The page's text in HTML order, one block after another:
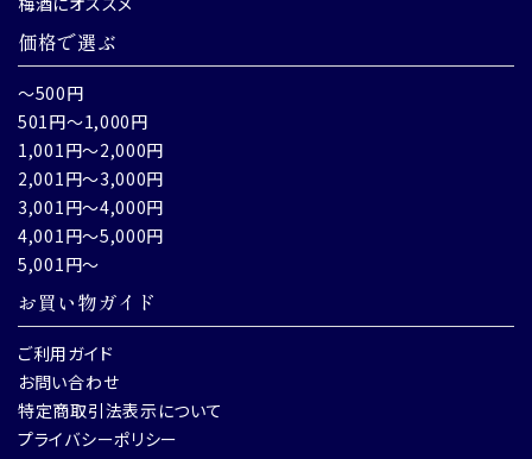
価格で選ぶ
～500円
501円～1,000円
1,001円～2,000円
2,001円～3,000円
3,001円～4,000円
4,001円～5,000円
5,001円～
お買い物ガイド
ご利用ガイド
お問い合わせ
特定商取引法表示について
プライバシーポリシー